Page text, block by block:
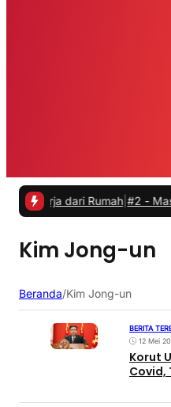
dari Rumah|#2 -Masalah
Kim Jong-un
Beranda/Kim Jong-un
BERITA
12 Mei
Korut
Covid,